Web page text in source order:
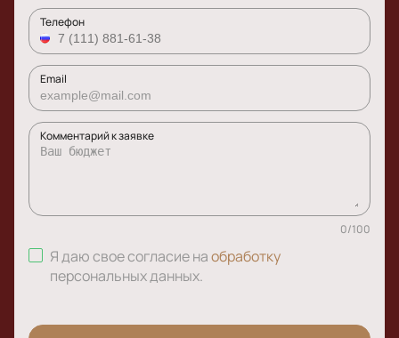
Телефон
Email
Комментарий к заявке
0/100
Я даю свое согласие наобработку
персональных данных.